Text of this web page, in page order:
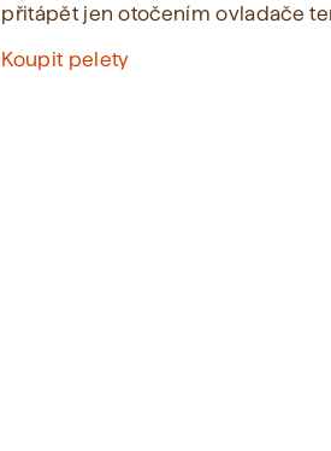
přitápět jen otočením ovladače
Koupit pelety